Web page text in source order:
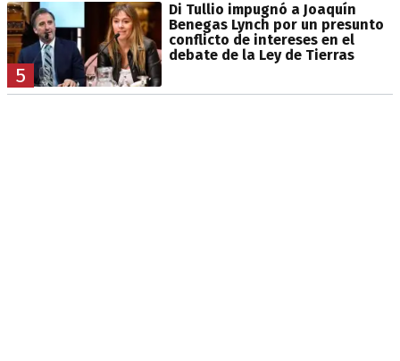
5
Di Tullio impugnó a Joaquín
Benegas Lynch por un presunto
conflicto de intereses en el
debate de la Ley de Tierras